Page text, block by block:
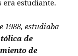
era estudiante.
1988, estudiaba
de
de